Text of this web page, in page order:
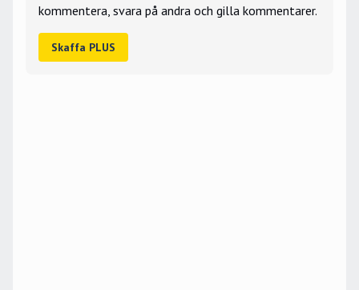
kommentera, svara på andra och gilla kommentarer.
Skaffa PLUS